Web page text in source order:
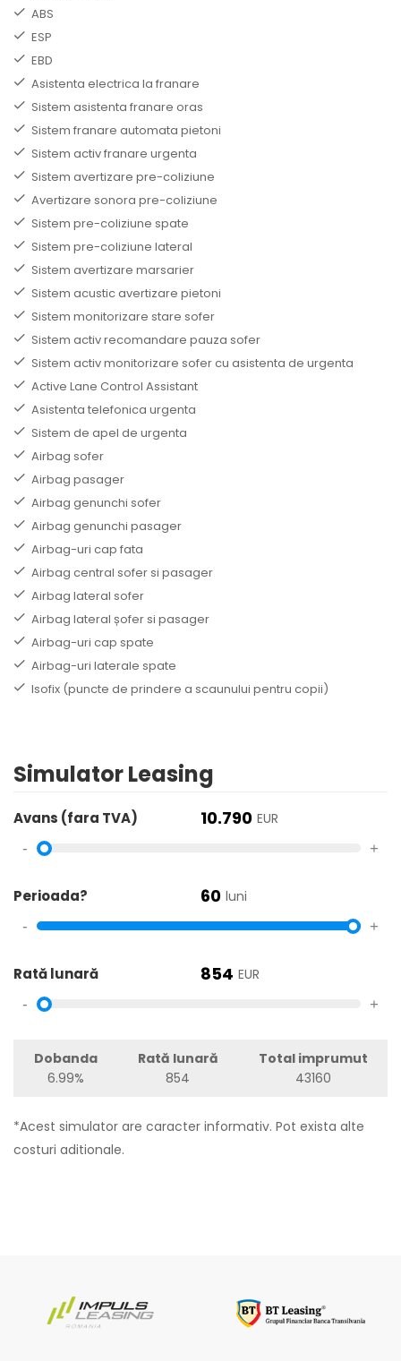
ABS
ESP
EBD
Asistenta electrica la franare
Sistem asistenta franare oras
Sistem franare automata pietoni
Sistem activ franare urgenta
Sistem avertizare pre-coliziune
Avertizare sonora pre-coliziune
Sistem pre-coliziune spate
Sistem pre-coliziune lateral
Sistem avertizare marsarier
Sistem acustic avertizare pietoni
Sistem monitorizare stare sofer
Sistem activ recomandare pauza sofer
Sistem activ monitorizare sofer cu asistenta de urgenta
Active Lane Control Assistant
Asistenta telefonica urgenta
Sistem de apel de urgenta
Airbag sofer
Airbag pasager
Airbag genunchi sofer
Airbag genunchi pasager
Airbag-uri cap fata
Airbag central sofer si pasager
Airbag lateral sofer
Airbag lateral șofer si pasager
Airbag-uri cap spate
Airbag-uri laterale spate
Isofix (puncte de prindere a scaunului pentru copii)
Simulator Leasing
Avans (fara TVA) 10.790 EUR
- +
Perioada? 60 luni
- +
Rată lunară 854 EUR
- +
Dobanda
6.99%
Rată lunară
854
Total imprumut
43160
*Acest simulator are caracter informativ. Pot exista alte
costuri aditionale.